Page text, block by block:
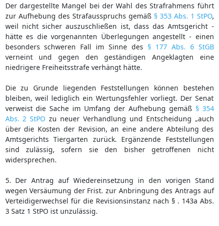
Der dargestellte Mangel bei der Wahl des Strafrahmens führt
zur Aufhebung des Strafausspruchs gemäß § 353 Abs. 1 StPO,
weil nicht sicher auszuschließen ist, dass das Amtsgericht -
hätte es die vorgenannten Überlegungen angestellt - einen
besonders schweren Fall im Sinne des § 177 Abs. 6 StGB
verneint und gegen den geständigen Angeklagten eine
niedrigere Freiheitsstrafe verhängt hätte.
Die zu Grunde liegenden Feststellungen können bestehen
bleiben, weil lediglich ein Wertungsfehler vorliegt. Der Senat
verweist die Sache im Umfang der Aufhebung gemäß § 354
Abs. 2 StPO zu neuer Verhandlung und Entscheidung „auch
über die Kosten der Revision, an eine andere Abteilung des
Amtsgerichts Tiergarten zurück. Ergänzende Feststellungen
sind zulässig, sofern sie den bisher getroffenen nicht
widersprechen.
5. Der Antrag auf Wiedereinsetzung in den vorigen Stand
wegen Versäumung der Frist. zur Anbringung des Antrags auf
Verteidigerwechsel für die Revisionsinstanz nach § . 143a Abs.
3 Satz 1 StPO ist unzulässig.